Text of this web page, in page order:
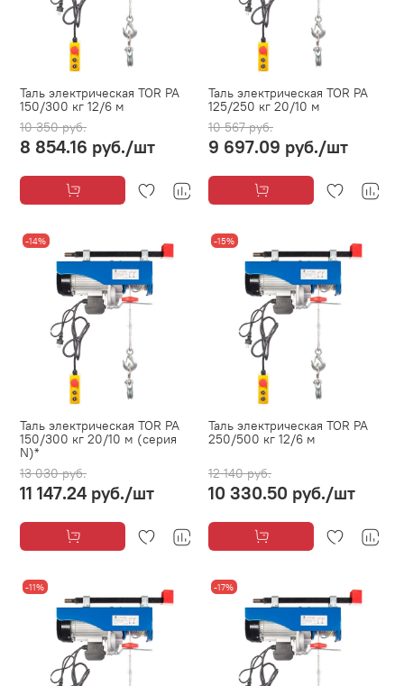
Таль электрическая TOR PA
150/300 кг 12/6 м
10 350 руб.
8 854.16 руб./шт
Таль электрическая TOR PA
125/250 кг 20/10 м
10 567 руб.
9 697.09 руб./шт
-14%
Таль электрическая TOR PA
150/300 кг 20/10 м (серия
N)*
13 030 руб.
11 147.24 руб./шт
-15%
Таль электрическая TOR PA
250/500 кг 12/6 м
12 140 руб.
10 330.50 руб./шт
-11% -17%